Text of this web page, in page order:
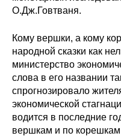
Общие
Семинары
О.Дж.Говтваня.
Кому вершки, а кому
народной сказки как
министерство
слова в его названии
спрогнозировало
экономической
водится в последние
вершкам и по